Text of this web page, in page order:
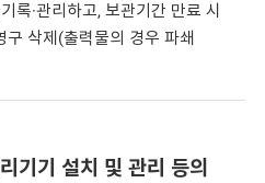
록·관리하고, 보관기간 만료 시
삭제(출력물의 경우 파쇄
기기 설치 및 관리 등의